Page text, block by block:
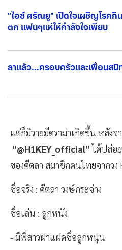
"ไอซ์ ศรัณยู" เปิดใจเผชิญโรคกิ
ตก แฟนๆแห่ให้กำลังใจเพียบ
แต่ก็มิวายมีดราม่าเกิดขึ้น หลังจ
“@H1KEY_official”ได้ปล่อ
ของศีตลา สมาชิกคนไทยจากวง
ชื่อจริง : ศีตลา วงษ์กระจ่าง
ชื่อเล่น : ลูกหนัง
- มีพี่สาวฝาแฝดชื่อลูกหนุน